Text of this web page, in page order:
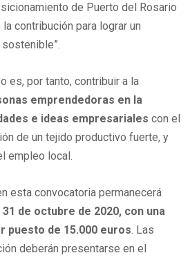
de Puerto del Rosario
contribución para lograr un
es, por tanto, contribuir a la
emprendedoras en la
e ideas empresarialescon el
de un tejido productivo fuerte, y
empleo local.
esta convocatoria permanecerá
31 de octubre de 2020, con una
puesto de 15.000 euros. Las
deberán presentarse en el